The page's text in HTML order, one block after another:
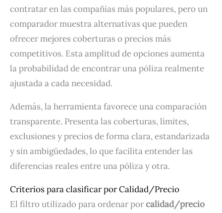
contratar en las compañías más populares, pero un
comparador muestra alternativas que pueden
ofrecer mejores coberturas o precios más
competitivos. Esta amplitud de opciones aumenta
la probabilidad de encontrar una póliza realmente
ajustada a cada necesidad.
Además, la herramienta favorece una comparación
transparente. Presenta las coberturas, límites,
exclusiones y precios de forma clara, estandarizada
y sin ambigüedades, lo que facilita entender las
diferencias reales entre una póliza y otra.
Criterios para clasificar por Calidad/Precio
El filtro utilizado para ordenar porcalidad/precio